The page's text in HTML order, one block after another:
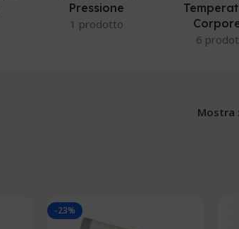
Pressione
1 prodotto
6
Mostra
-23%